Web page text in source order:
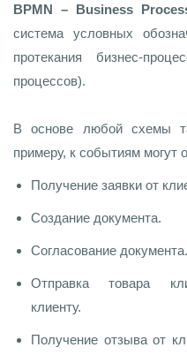
BPMN – Business
система условных
протекания бизнес-
процессов).
В основе любой схемы
примеру, к событиям могут
Получение заявки от
Создание документа.
Согласование документа.
Отправка товара
клиенту.
Получение отзыва от